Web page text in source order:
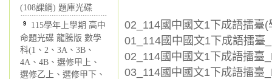
(108課綱) 題庫光碟
9 115學年上學期 高中
命題光碟 龍騰版 數學
科(1、2、3A、3B、
4A、4B、選修甲上、
選修乙上、選修甲下、
02_114國中國文1下成語擂臺(
01_114國中國文1下成語擂臺
02_114國中國文1下成語擂臺
03_114國中國文1下成語擂臺